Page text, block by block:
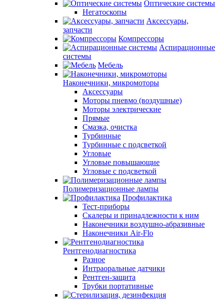
Оптические системы
Негатоскопы
Аксессуары,
запчасти
Компрессоры
Аспирационные
системы
Мебель
Наконечники, микромоторы
Аксессуары
Моторы пневмо (воздушные)
Моторы электрические
Прямые
Смазка, очистка
Турбинные
Турбинные с подсветкой
Угловые
Угловые повышающие
Угловые с подсветкой
Полимеризационные лампы
Профилактика
Тест-приборы
Скалеры и принадлежности к ним
Наконечники воздушно-абразивные
Наконечники Air-Flo
Рентгенодиагностика
Разное
Интраоральные датчики
Рентген-защита
Трубки портативные